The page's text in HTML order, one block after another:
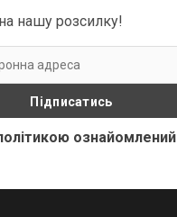
нашу розсилку!
ознайомлений